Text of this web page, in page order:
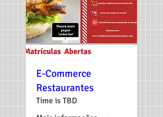
E-Commerce
Restaurantes
Time is TBD